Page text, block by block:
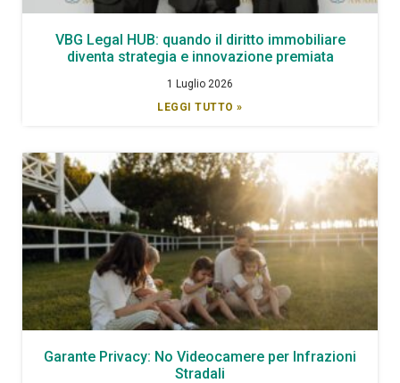
VBG Legal HUB: quando il diritto immobiliare
diventa strategia e innovazione premiata
1 Luglio 2026
LEGGI TUTTO »
Garante Privacy: No Videocamere per Infrazioni
Stradali